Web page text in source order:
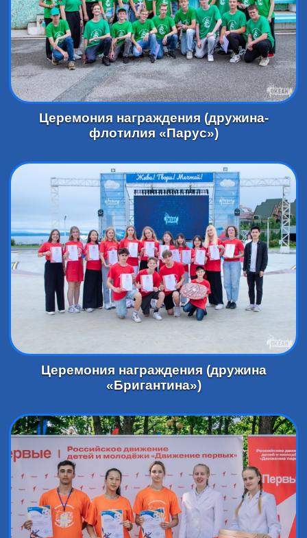
Церемония награждения (дружина-
флотилия «Парус»)
Церемония награждения (дружина
«Бригантина»)